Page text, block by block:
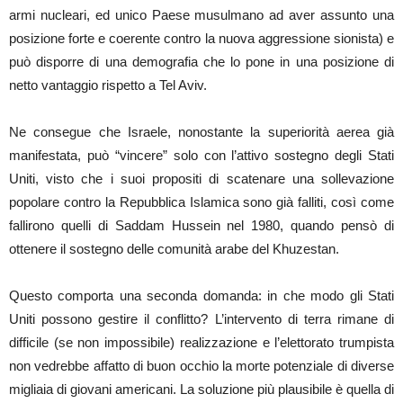
armi nucleari, ed unico Paese musulmano ad aver assunto una
posizione forte e coerente contro la nuova aggressione sionista) e
può disporre di una demografia che lo pone in una posizione di
netto vantaggio rispetto a Tel Aviv.
Ne consegue che Israele, nonostante la superiorità aerea già
manifestata, può “vincere” solo con l’attivo sostegno degli Stati
Uniti, visto che i suoi propositi di scatenare una sollevazione
popolare contro la Repubblica Islamica sono già falliti, così come
fallirono quelli di Saddam Hussein nel 1980, quando pensò di
ottenere il sostegno delle comunità arabe del Khuzestan.
Questo comporta una seconda domanda: in che modo gli Stati
Uniti possono gestire il conflitto? L’intervento di terra rimane di
difficile (se non impossibile) realizzazione e l’elettorato trumpista
non vedrebbe affatto di buon occhio la morte potenziale di diverse
migliaia di giovani americani. La soluzione più plausibile è quella di